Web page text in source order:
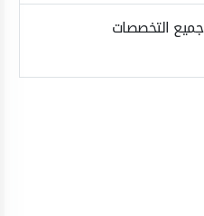
جميع التخصصات